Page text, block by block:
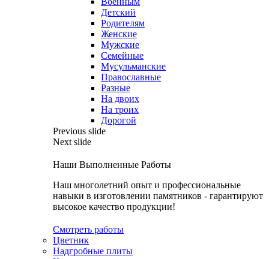
Детский
Родителям
Женские
Мужские
Семейные
Мусульманские
Православные
Разные
На двоих
На троих
Дорогой
Previous slide
Next slide
Наши Выполненные Работы
Наш многолетний опыт и профессиональные
навыки в изготовлении памятников - гарантируют
высокое качество продукции!
Смотреть работы
Цветник
Надгробные плиты